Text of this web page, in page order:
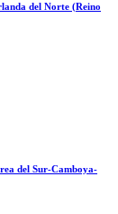
del Norte (Reino
del Sur-Camboya-